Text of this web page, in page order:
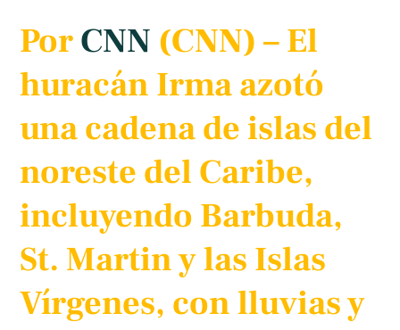
PorCNN (CNN) –El
huracán Irma azotó
una cadena de islas del
noreste del Caribe,
incluyendo Barbuda,
St. Martin y las Islas
Vírgenes, con lluvias y